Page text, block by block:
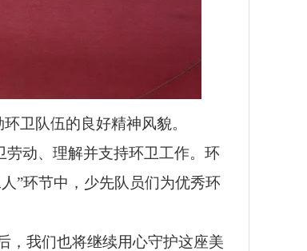
卫队伍的良好精神风貌。
劳动、理解并支持环卫工作。环
”环节中，少先队员们为优秀环
，我们也将继续用心守护这座美